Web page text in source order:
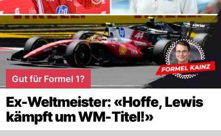
Gut für Formel 1?
Ex-Weltmeister: «Hoffe, Lewis
kämpft um WM-Titel!»